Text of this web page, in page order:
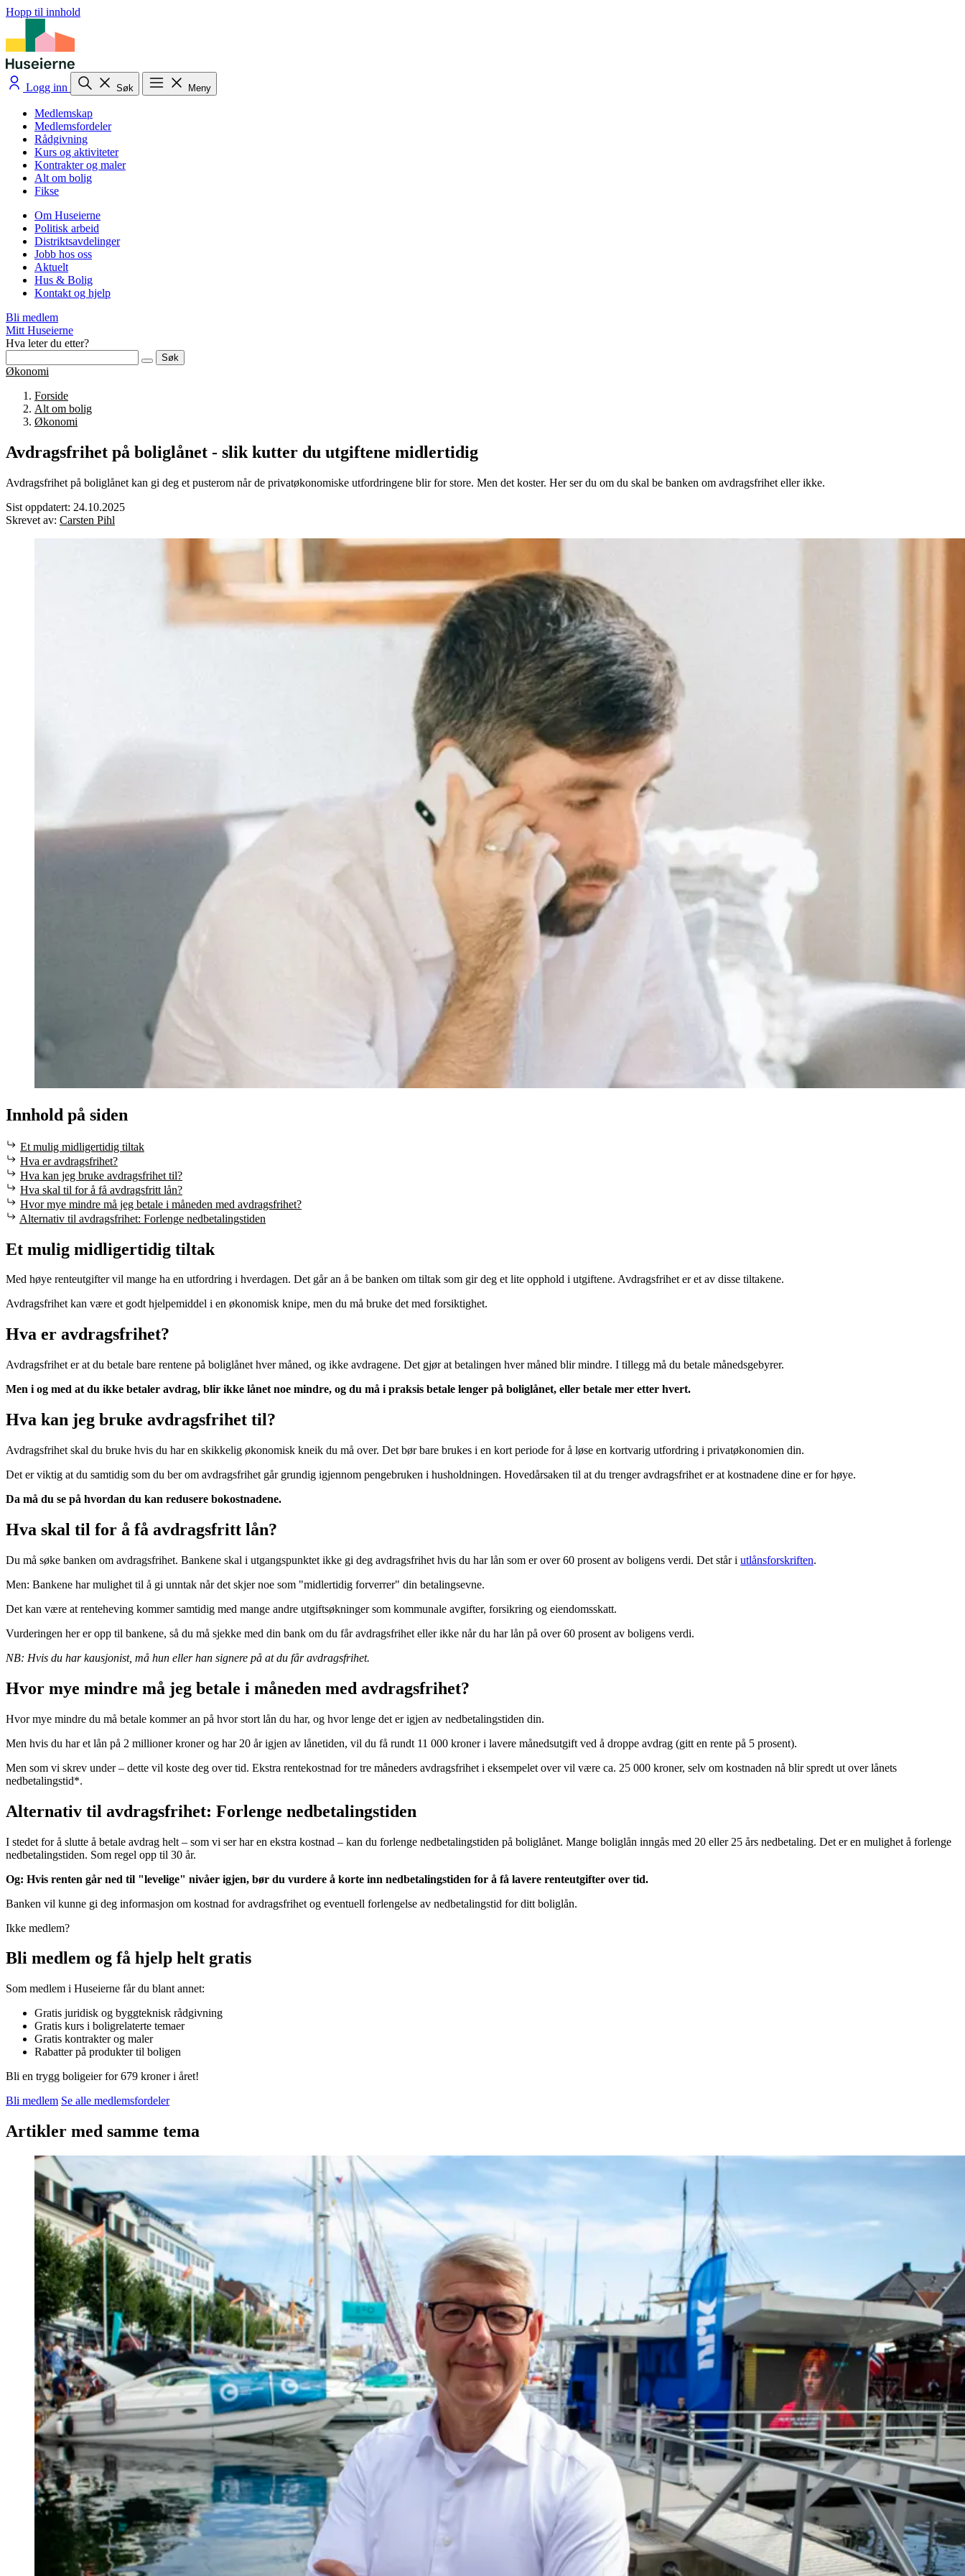
Hopp til innhold
Logg inn Søk Meny
Medlemskap
Medlemsfordeler
Rådgivning
Kurs og aktiviteter
Kontrakter og maler
Alt om bolig
Fikse
Om Huseierne
Politisk arbeid
Distriktsavdelinger
Jobb hos oss
Aktuelt
Hus & Bolig
Kontakt og hjelp
Bli medlem
Mitt Huseierne
Hva leter du etter?
Søk
Økonomi
Forside
Alt om bolig
Økonomi
Avdragsfrihet på boliglånet - slik kutter du utgiftene midlertidig
Avdragsfrihet på boliglånet kan gi deg et pusterom når de privatøkonomiske utfordringene blir for store. Men det koster. Her ser du om du skal be banken om avdragsfrihet eller ikke.
Sist oppdatert: 24.10.2025
Skrevet av: Carsten Pihl
Innhold på siden
Et mulig midligertidig tiltak
Hva er avdragsfrihet?
Hva kan jeg bruke avdragsfrihet til?
Hva skal til for å få avdragsfritt lån?
Hvor mye mindre må jeg betale i måneden med avdragsfrihet?
Alternativ til avdragsfrihet: Forlenge nedbetalingstiden
Et mulig midligertidig tiltak
Med høye renteutgifter vil mange ha en utfordring i hverdagen. Det går an å be banken om tiltak som gir deg et lite opphold i utgiftene. Avdragsfrihet er et av disse tiltakene.
Avdragsfrihet kan være et godt hjelpemiddel i en økonomisk knipe, men du må bruke det med forsiktighet.
Hva er avdragsfrihet?
Avdragsfrihet er at du betale bare rentene på boliglånet hver måned, og ikke avdragene. Det gjør at betalingen hver måned blir mindre. I tillegg må du betale månedsgebyrer.
Men i og med at du ikke betaler avdrag, blir ikke lånet noe mindre, og du må i praksis betale lenger på boliglånet, eller betale mer etter hvert.
Hva kan jeg bruke avdragsfrihet til?
Avdragsfrihet skal du bruke hvis du har en skikkelig økonomisk kneik du må over. Det bør bare brukes i en kort periode for å løse en kortvarig utfordring i privatøkonomien din.
Det er viktig at du samtidig som du ber om avdragsfrihet går grundig igjennom pengebruken i husholdningen. Hovedårsaken til at du trenger avdragsfrihet er at kostnadene dine er for høye.
Da må du se på hvordan du kan redusere bokostnadene.
Hva skal til for å få avdragsfritt lån?
Du må søke banken om avdragsfrihet. Bankene skal i utgangspunktet ikke gi deg avdragsfrihet hvis du har lån som er over 60 prosent av boligens verdi. Det står i utlånsforskriften.
Men: Bankene har mulighet til å gi unntak når det skjer noe som "midlertidig forverrer" din betalingsevne.
Det kan være at renteheving kommer samtidig med mange andre utgiftsøkninger som kommunale avgifter, forsikring og eiendomsskatt.
Vurderingen her er opp til bankene, så du må sjekke med din bank om du får avdragsfrihet eller ikke når du har lån på over 60 prosent av boligens verdi.
NB: Hvis du har kausjonist, må hun eller han signere på at du får avdragsfrihet.
Hvor mye mindre må jeg betale i måneden med avdragsfrihet?
Hvor mye mindre du må betale kommer an på hvor stort lån du har, og hvor lenge det er igjen av nedbetalingstiden din.
Men hvis du har et lån på 2 millioner kroner og har 20 år igjen av lånetiden, vil du få rundt 11 000 kroner i lavere månedsutgift ved å droppe avdrag (gitt en rente på 5 prosent).
Men som vi skrev under – dette vil koste deg over tid. Ekstra rentekostnad for tre måneders avdragsfrihet i eksempelet over vil være ca. 25 000 kroner, selv om kostnaden nå blir spredt ut over lånets
nedbetalingstid*.
Alternativ til avdragsfrihet: Forlenge nedbetalingstiden
I stedet for å slutte å betale avdrag helt – som vi ser har en ekstra kostnad – kan du forlenge nedbetalingstiden på boliglånet. Mange boliglån inngås med 20 eller 25 års nedbetaling. Det er en mulighet å forlenge
nedbetalingstiden. Som regel opp til 30 år.
Og: Hvis renten går ned til "levelige" nivåer igjen, bør du vurdere å korte inn nedbetalingstiden for å få lavere renteutgifter over tid.
Banken vil kunne gi deg informasjon om kostnad for avdragsfrihet og eventuell forlengelse av nedbetalingstid for ditt boliglån.
Ikke medlem?
Bli medlem og få hjelp helt gratis
Som medlem i Huseierne får du blant annet:
Gratis juridisk og byggteknisk rådgivning
Gratis kurs i boligrelaterte temaer
Gratis kontrakter og maler
Rabatter på produkter til boligen
Bli en trygg boligeier for 679 kroner i året!
Bli medlem Se alle medlemsfordeler
Artikler med samme tema